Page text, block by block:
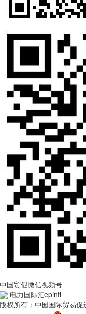
中国贸促微信视频号
电力国际汇epintl
版权所有：中国国际贸易